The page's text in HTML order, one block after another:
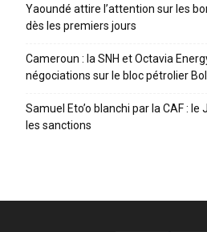
Yaoundé attire l’attention sur les
dès les premiers jours
Cameroun : la SNH et Octavia
négociations sur le bloc pétrolier
Samuel Eto’o blanchi par la CAF :
les sanctions